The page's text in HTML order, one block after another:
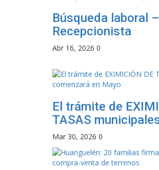
Búsqueda laboral –
Recepcionista
Abr 16, 2026 0
El trámite de
TASAS
Mar 30, 2026 0